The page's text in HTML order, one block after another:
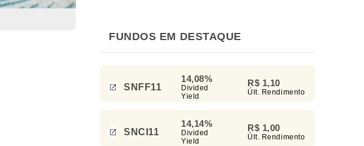
FUNDOS EM DESTAQUE
SNFF11
14,08%
Divided
Yield
R$ 1,10
Últ. Rendimento
SNCI11
14,14%
Divided
Yield
R$ 1,00
Últ. Rendimento